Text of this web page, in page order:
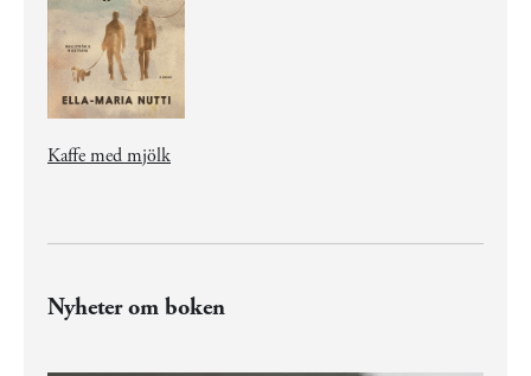
Kaffe med mjölk
Nyheter om boken